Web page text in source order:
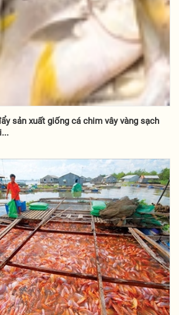
sản xuất giống cá chim vây vàng sạch